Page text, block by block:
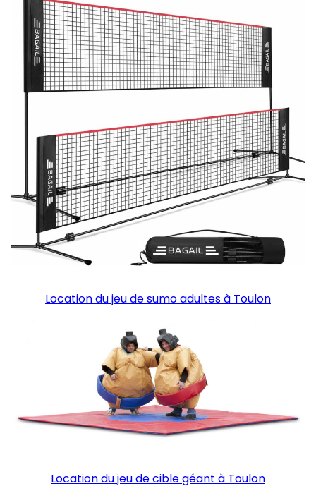
Location du jeu de sumo adultes à Toulon
Location du jeu de cible géant à Toulon